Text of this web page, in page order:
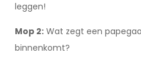
leggen!
Mop 2: Wat zegt een
binnenkomt?